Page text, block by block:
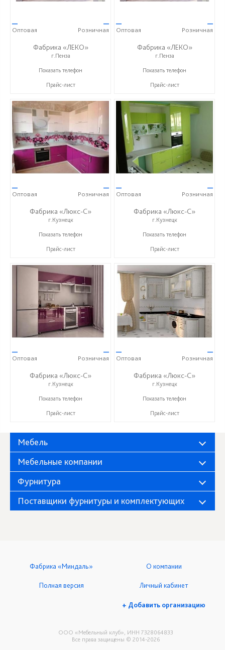
—
Оптовая
—
Розничная
Фабрика «ЛЕКО»
г.Пенза
+7 (800) 222-93-90
Показать телефон
Прайс-лист
—
Оптовая
—
Розничная
Фабрика «ЛЕКО»
г.Пенза
+7 (800) 222-93-90
Показать телефон
Прайс-лист
—
Оптовая
—
Розничная
Фабрика «Люкс-С»
г.Кузнецк
+ 7 (999) 748-11-11
Показать телефон
Прайс-лист
—
Оптовая
—
Розничная
Фабрика «Люкс-С»
г.Кузнецк
+ 7 (999) 748-11-11
Показать телефон
Прайс-лист
—
Оптовая
—
Розничная
Фабрика «Люкс-С»
г.Кузнецк
+ 7 (999) 748-11-11
Показать телефон
Прайс-лист
—
Оптовая
—
Розничная
Фабрика «Люкс-С»
г.Кузнецк
+ 7 (999) 748-11-11
Показать телефон
Прайс-лист
Мебель
Мебельные компании
Фурнитура
Поставщики фурнитуры и комплектующих
ООО «Мебельный клуб», ИНН 7328064833
Все права защищены © 2014-2026
Фабрика «Миндаль» О компании
Полная версия Личный кабинет
+ Добавить организацию